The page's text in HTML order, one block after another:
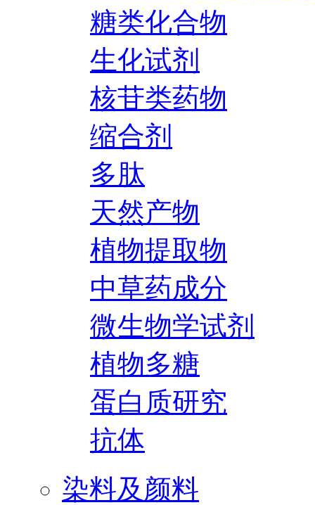
糖类化合物
生化试剂
核苷类药物
缩合剂
多肽
天然产物
植物提取物
中草药成分
微生物学试剂
植物多糖
蛋白质研究
抗体
染料及颜料